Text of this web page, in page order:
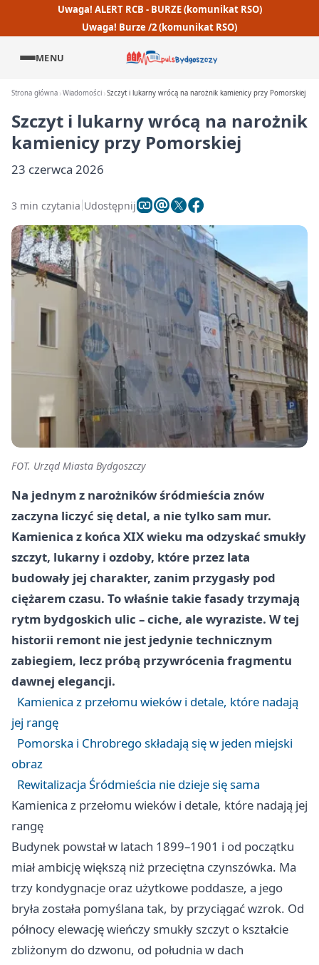
Uwaga! ALERT RCB - BURZE (komunikat RSO)
Uwaga! Burze /2 (komunikat RSO)
MENU
Strona główna Wiadomości Szczyt i lukarny wrócą na narożnik kamienicy przy Pomorskiej
Szczyt i lukarny wrócą na narożnik
kamienicy przy Pomorskiej
23 czerwca 2026
3 min czytania Udostępnij
FOT. Urząd Miasta Bydgoszczy
Na jednym z narożników śródmieścia znów
zaczyna liczyć się detal, a nie tylko sam mur.
Kamienica z końca XIX wieku ma odzyskać smukły
szczyt, lukarny i ozdoby, które przez lata
budowały jej charakter, zanim przygasły pod
ciężarem czasu. To właśnie takie fasady trzymają
rytm bydgoskich ulic – ciche, ale wyraziste. W tej
historii remont nie jest jedynie technicznym
zabiegiem, lecz próbą przywrócenia fragmentu
dawnej elegancji.
Kamienica z przełomu wieków i detale, które nadają
jej rangę
Pomorska i Chrobrego składają się w jeden miejski
obraz
Rewitalizacja Śródmieścia nie dzieje się sama
Kamienica z przełomu wieków i detale, które nadają jej
rangę
Budynek powstał w latach 1899–1901 i od początku
miał ambicję większą niż przeciętna czynszówka. Ma
trzy kondygnacje oraz użytkowe poddasze, a jego
bryła została pomyślana tak, by przyciągać wzrok. Od
północy elewację wieńczy smukły szczyt o kształcie
zbliżonym do dzwonu, od południa w dach